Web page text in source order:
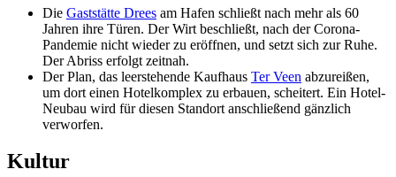
Die Gaststätte Drees am Hafen schließt nach mehr als 60
Jahren ihre Türen. Der Wirt beschließt, nach der Corona-
Pandemie nicht wieder zu eröffnen, und setzt sich zur Ruhe.
Der Abriss erfolgt zeitnah.
Der Plan, das leerstehende Kaufhaus Ter Veen abzureißen,
um dort einen Hotelkomplex zu erbauen, scheitert. Ein Hotel-
Neubau wird für diesen Standort anschließend gänzlich
verworfen.
Kultur